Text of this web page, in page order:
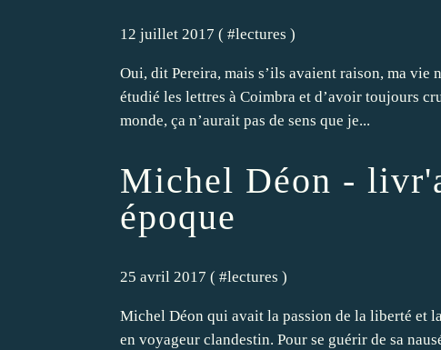
12 juillet 2017 ( #lectures )
Oui, dit Pereira, mais s’ils avaient raison, ma vie
étudié les lettres à Coimbra et d’avoir toujours
monde, ça n’aurait pas de sens que je...
Michel Déon -
époque
25 avril 2017 ( #lectures )
Michel Déon qui avait la passion de la liberté et
en voyageur clandestin. Pour se guérir de sa